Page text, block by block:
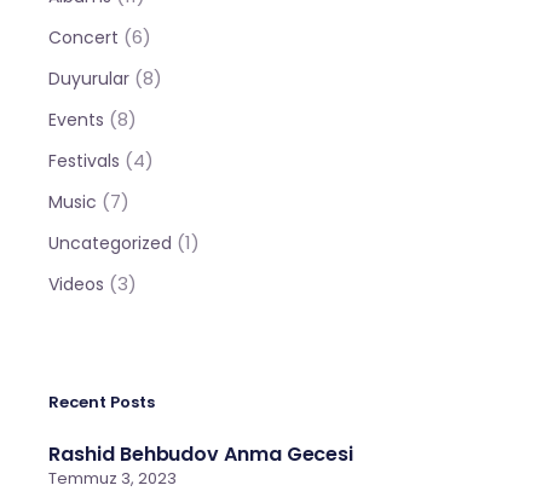
Concert (6)
Duyurular (8)
Events (8)
Festivals (4)
Music (7)
Uncategorized (1)
Videos (3)
Recent Posts
Rashid Behbudov Anma Gecesi
Temmuz 3, 2023